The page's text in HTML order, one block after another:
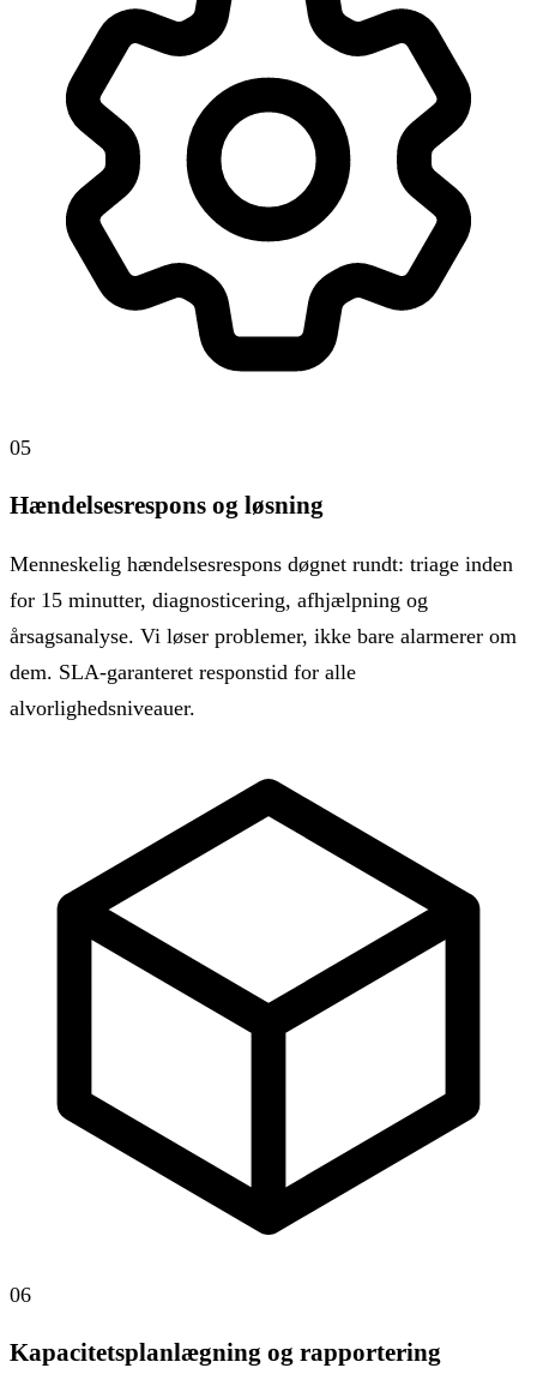
05
Hændelsesrespons og løsning
Menneskelig hændelsesrespons døgnet rundt: triage inden
for 15 minutter, diagnosticering, afhjælpning og
årsagsanalyse. Vi løser problemer, ikke bare alarmerer om
dem. SLA-garanteret responstid for alle
alvorlighedsniveauer.
06
Kapacitetsplanlægning og rapportering